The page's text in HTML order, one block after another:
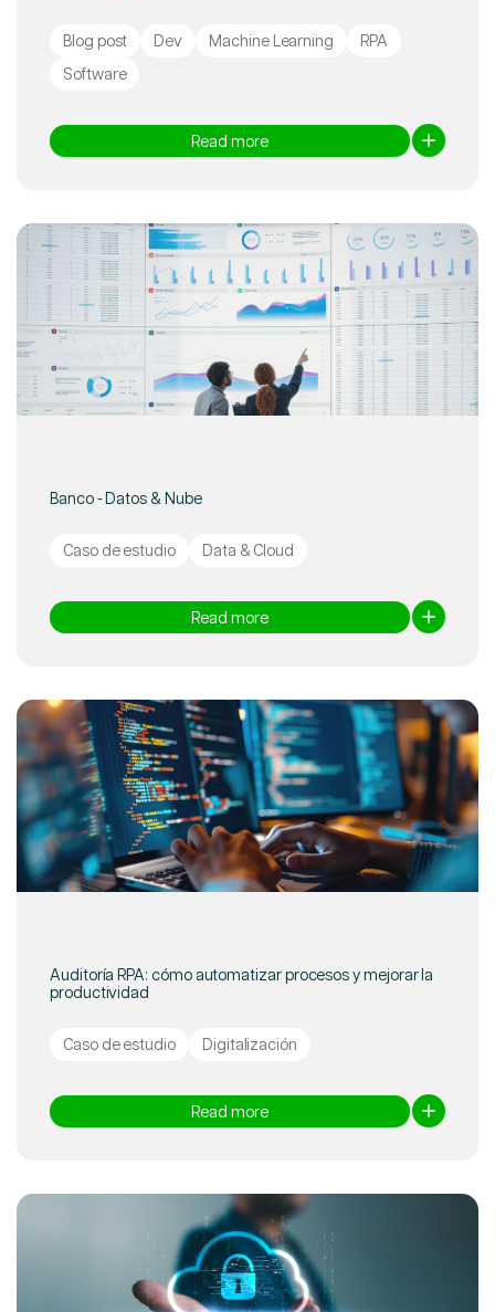
Blog post Dev Machine Learning
RPA
Software
Read more
Banco - Datos & Nube
Caso de estudio Data & Cloud
Read more
Auditoría RPA: cómo automatizar procesos y mejorar la
productividad
Caso de estudio Digitalización
Read more